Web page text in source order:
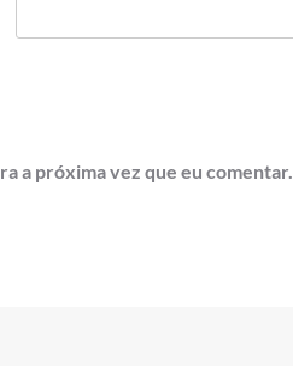
a próxima vez que eu comentar.